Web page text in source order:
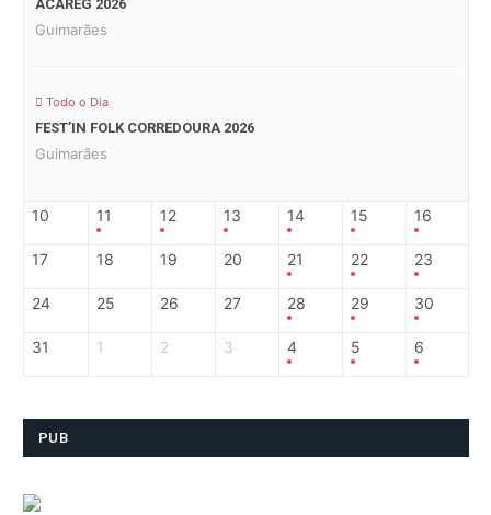
ACAREG 2026
Guimarães
Todo o Dia
FEST’IN FOLK CORREDOURA 2026
Guimarães
10 11 12 13 14 15 16
17 18 19 20 21 22 23
24 25 26 27 28 29 30
31 1 2 3 4 5 6
PUB